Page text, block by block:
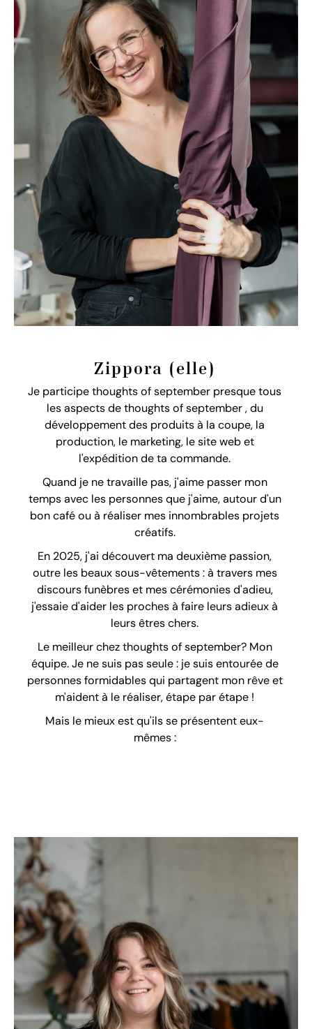
Zippora (elle)
Je participe thoughts of september presque tous
les aspects de thoughts of september , du
développement des produits à la coupe, la
production, le marketing, le site web et
l'expédition de ta commande.
Quand je ne travaille pas, j'aime passer mon
temps avec les personnes que j'aime, autour d'un
bon café ou à réaliser mes innombrables projets
créatifs.
En 2025, j'ai découvert ma deuxième passion,
outre les beaux sous-vêtements : à travers mes
discours funèbres et mes cérémonies d'adieu,
j'essaie d'aider les proches à faire leurs adieux à
leurs êtres chers.
Le meilleur chez thoughts of september? Mon
équipe. Je ne suis pas seule : je suis entourée de
personnes formidables qui partagent mon rêve et
m'aident à le réaliser, étape par étape !
Mais le mieux est qu'ils se présentent eux-
mêmes :